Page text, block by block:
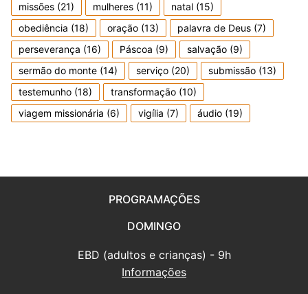
missões (21) mulheres (11) natal (15)
obediência (18) oração (13) palavra de Deus (7)
perseverança (16) Páscoa (9) salvação (9)
sermão do monte (14) serviço (20) submissão (13)
testemunho (18) transformação (10)
viagem missionária (6) vigília (7) áudio (19)
PROGRAMAÇÕES
DOMINGO
EBD (adultos e crianças) - 9h
Informações